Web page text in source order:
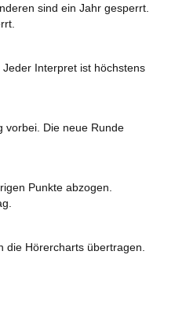
sind ein Jahr gesperrt.
Interpret ist höchstens
vorbei. Die neue Runde
Punkte abzogen.
die Hörercharts übertragen.